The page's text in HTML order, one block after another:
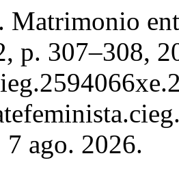
Matrimonio
p. 307–308,
7 ago. 2026.